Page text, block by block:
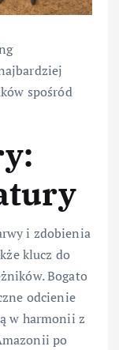
spośród
i zdobienia
klucz do
Bogato
odcienie
w harmonii z
po